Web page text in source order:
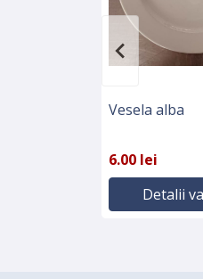
Vesela alba
6.00 lei
Detalii